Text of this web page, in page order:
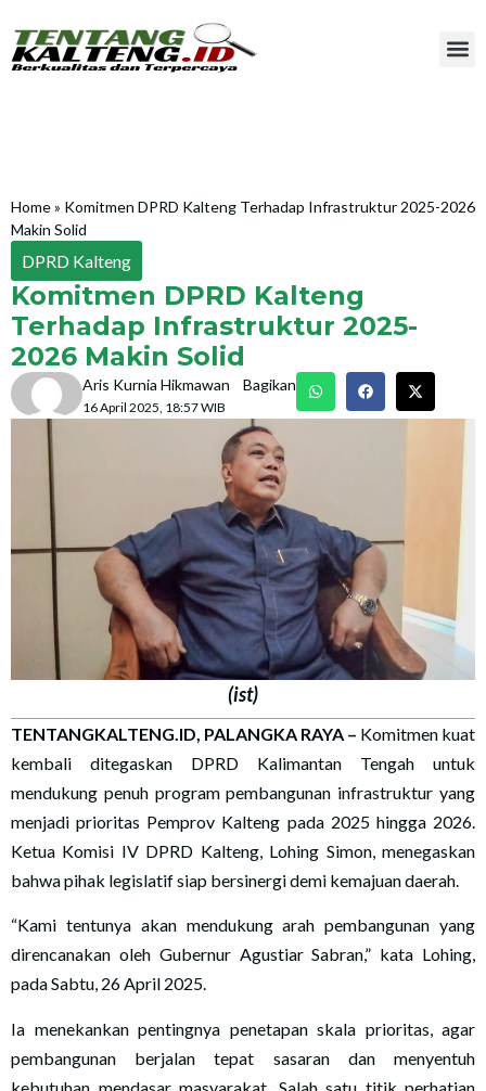
Home» Komitmen DPRD Kalteng Terhadap Infrastruktur 2025-2026
Makin Solid
DPRD Kalteng
Komitmen DPRD Kalteng
Terhadap Infrastruktur 2025-
2026 Makin Solid
Aris Kurnia Hikmawan
16 April 2025, 18:57 WIB
Bagikan
(ist)
TENTANGKALTENG.ID, PALANGKA RAYA – Komitmen kuat
kembali ditegaskan DPRD Kalimantan Tengah untuk
mendukung penuh program pembangunan infrastruktur yang
menjadi prioritas Pemprov Kalteng pada 2025 hingga 2026.
Ketua Komisi IV DPRD Kalteng, Lohing Simon, menegaskan
bahwa pihak legislatif siap bersinergi demi kemajuan daerah.
“Kami tentunya akan mendukung arah pembangunan yang
direncanakan oleh Gubernur Agustiar Sabran,” kata Lohing,
pada Sabtu, 26 April 2025.
Ia menekankan pentingnya penetapan skala prioritas, agar
pembangunan berjalan tepat sasaran dan menyentuh
kebutuhan mendasar masyarakat. Salah satu titik perhatian